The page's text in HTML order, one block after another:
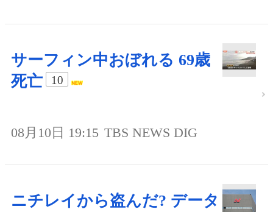
サーフィン中おぼれる 69歳
死亡
10
08月10日 19:15 TBS NEWS DIG
ニチレイから盗んだ? データ